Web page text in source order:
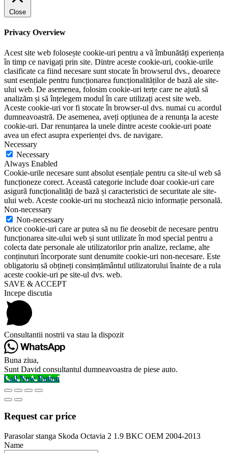
Close
Privacy Overview
Acest site web folosește cookie-uri pentru a vă îmbunătăți experiența
în timp ce navigați prin site. Dintre aceste cookie-uri, cookie-urile
clasificate ca fiind necesare sunt stocate în browserul dvs., deoarece
sunt esențiale pentru funcționarea funcționalităților de bază ale site-
ului web. De asemenea, folosim cookie-uri terțe care ne ajută să
analizăm și să înțelegem modul în care utilizați acest site web.
Aceste cookie-uri vor fi stocate în browser-ul dvs. numai cu acordul
dumneavoastră. De asemenea, aveți opțiunea de a renunța la aceste
cookie-uri. Dar renunțarea la unele dintre aceste cookie-uri poate
avea un efect asupra experienței dvs. de navigare.
Necessary
Necessary
Always Enabled
Cookie-urile necesare sunt absolut esențiale pentru ca site-ul web să
funcționeze corect. Această categorie include doar cookie-uri care
asigură funcționalități de bază și caracteristici de securitate ale site-
ului web. Aceste cookie-uri nu stochează nicio informație personală.
Non-necessary
Non-necessary
Orice cookie-uri care ar putea să nu fie deosebit de necesare pentru
funcționarea site-ului web și sunt utilizate în mod special pentru a
colecta date personale ale utilizatorilor prin analize, reclame, alte
conținuturi încorporate sunt denumite cookie-uri non-necesare. Este
obligatoriu să obțineți consimțământul utilizatorului înainte de a rula
aceste cookie-uri pe site-ul dvs. web.
SAVE & ACCEPT
Incepe discutia
Consultantii nostrii va stau la dispozit
Buna ziua,
Sunt David consultantul dumneavoastra de piese auto.
Call Now Button
Request car price
Parasolar stanga Skoda Octavia 2 1.9 BKC OEM 2004-2013
Name